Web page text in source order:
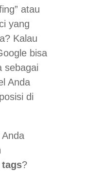
atau
yang
Kalau
bisa
sebagai
Anda
di
tags?